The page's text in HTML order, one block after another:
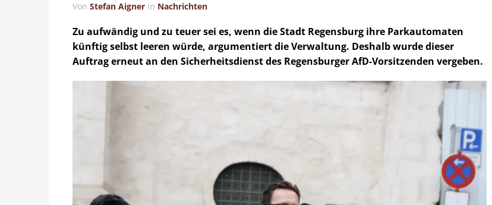
Von Stefan Aigner in Nachrichten
Zu aufwändig und zu teuer sei es, wenn die Stadt Regensburg ihre Parkautomaten
künftig selbst leeren würde, argumentiert die Verwaltung. Deshalb wurde dieser
Auftrag erneut an den Sicherheitsdienst des Regensburger AfD-Vorsitzenden vergeben.